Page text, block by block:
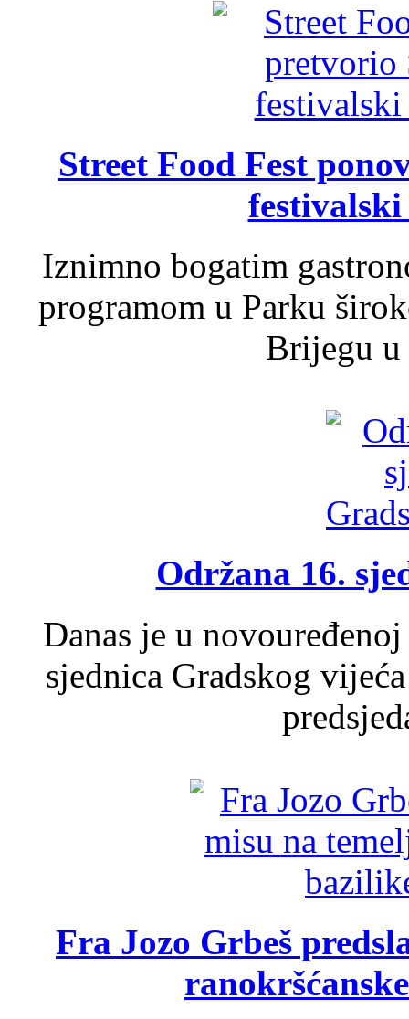
Street Food Fest
Iznimno bogatim
programom u Parku
Brijegu u
Održana 16.
Danas je u
sjednica Gradskog
Fra Jozo Grbeš